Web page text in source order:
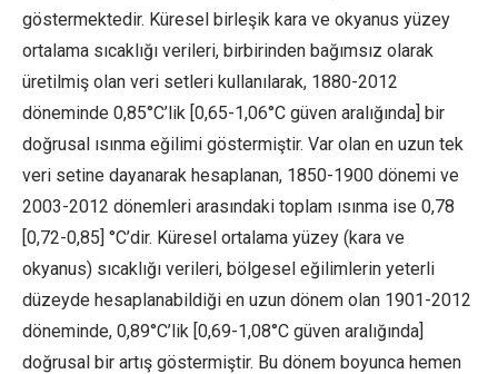
göstermektedir. Küresel birleşik kara ve okyanus yüzey
ortalama sıcaklığı verileri, birbirinden bağımsız olarak
üretilmiş olan veri setleri kullanılarak, 1880-2012
döneminde 0,85°C’lik [0,65-1,06°C güven aralığında] bir
doğrusal ısınma eğilimi göstermiştir. Var olan en uzun tek
veri setine dayanarak hesaplanan, 1850-1900 dönemi ve
2003-2012 dönemleri arasındaki toplam ısınma ise 0,78
[0,72-0,85] °C’dir. Küresel ortalama yüzey (kara ve
okyanus) sıcaklığı verileri, bölgesel eğilimlerin yeterli
düzeyde hesaplanabildiği en uzun dönem olan 1901-2012
döneminde, 0,89°C’lik [0,69-1,08°C güven aralığında]
doğrusal bir artış göstermiştir. Bu dönem boyunca hemen